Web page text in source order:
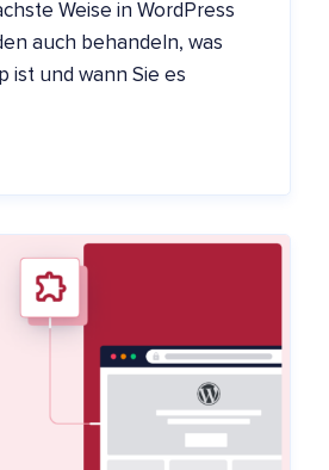
Weise in WordPress
auch behandeln, was
ist und wann Sie es